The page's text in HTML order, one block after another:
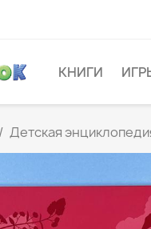
КНИГИ
Детская